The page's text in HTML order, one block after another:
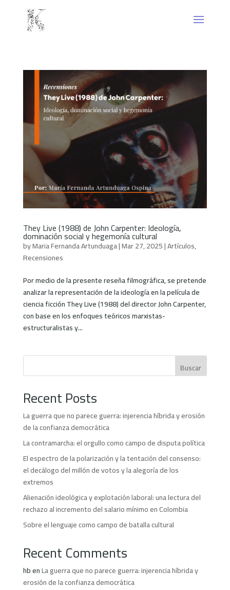
They Live (1988) de John Carpenter: Ideología,
dominación social y hegemonía cultural
byMaria Fernanda Artunduaga|Mar 27, 2025|Artículos,
Recensiones
Por medio de la presente reseña filmográfica, se pretende
analizar la representación de la ideología en la película de
ciencia ficción They Live (1988) del director John Carpenter,
con base en los enfoques teóricos marxistas-
estructuralistas y...
Buscar
Recent Posts
La guerra que no parece guerra: injerencia híbrida y erosión
de la confianza democrática
La contramarcha: el orgullo como campo de disputa política
El espectro de la polarización y la tentación del consenso:
el decálogo del millón de votos y la alegoría de los
extremos
Alienación ideológica y explotación laboral: una lectura del
rechazo al incremento del salario mínimo en Colombia
Sobre el lenguaje como campo de batalla cultural
Recent Comments
hbenLa guerra que no parece guerra: injerencia híbrida y
erosión de la confianza democrática